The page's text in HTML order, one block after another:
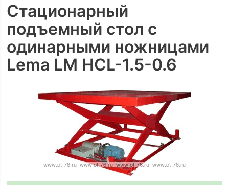
Стационарный
подъемный стол с
одинарными ножницами
Lema LM HCL-1.5-0.6